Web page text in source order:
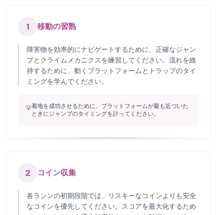
1 移動の習熟
障害物を効率的にナビゲートするために、正確なジャン
プとクライムメカニクスを練習してください。流れを維
持するために、動くプラットフォームとトラップのタイ
ミングを学んでください。
💡着地を成功させるために、プラットフォームが最も近づいた
ときにジャンプのタイミングを計ってください。
2 コイン収集
各ランンの初期段階では、リスキーなコインよりも安全
なコインを優先してください。スコアを最大化するため